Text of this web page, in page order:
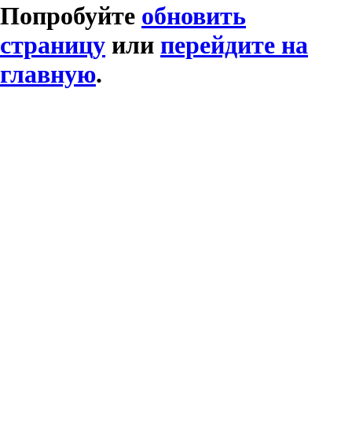
Попробуйте обновить
страницу или перейдите на
главную.